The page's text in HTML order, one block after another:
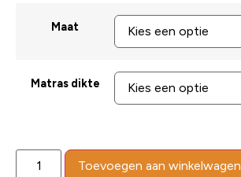
Maat
Matras dikte
Toevoegen aan winkelwagen